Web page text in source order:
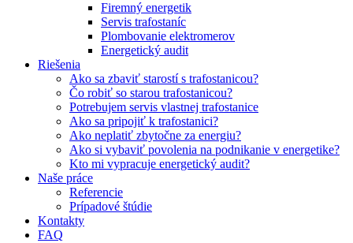
Firemný energetik
Servis trafostaníc
Plombovanie elektromerov
Energetický audit
Riešenia
Ako sa zbaviť starostí s trafostanicou?
Čo robiť so starou trafostanicou?
Potrebujem servis vlastnej trafostanice
Ako sa pripojiť k trafostanici?
Ako neplatiť zbytočne za energiu?
Ako si vybaviť povolenia na podnikanie v energetike?
Kto mi vypracuje energetický audit?
Naše práce
Referencie
Prípadové štúdie
Kontakty
FAQ